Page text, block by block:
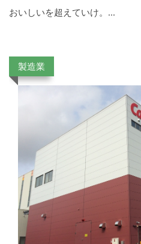
おいしいを超えていけ。...
製造業